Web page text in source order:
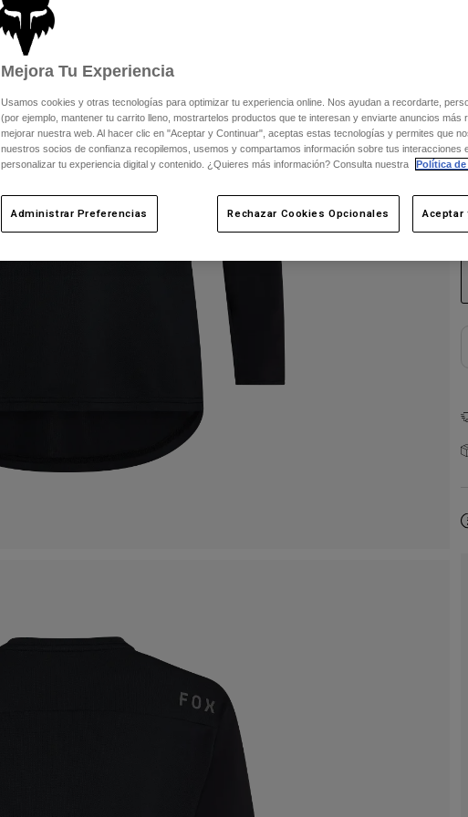
Mejora Tu Experiencia
Usamos cookies y otras tecnologías para optimizar tu experiencia online. Nos ayudan a recordarte,
(por ejemplo, mantener tu carrito lleno, mostrartelos productos que te interesan y enviarte anuncios más
mejorar nuestra web. Al hacer clic en "Aceptar y Continuar", aceptas estas tecnologías y permites que
nuestros socios de confianza recopilemos, usemos y compartamos información sobre tus interacciones
personalizar tu experiencia digital y contenido. ¿Quieres más información? Consulta nuestra
Política de
Administrar Preferencias Rechazar Cookies Opcionales Aceptar